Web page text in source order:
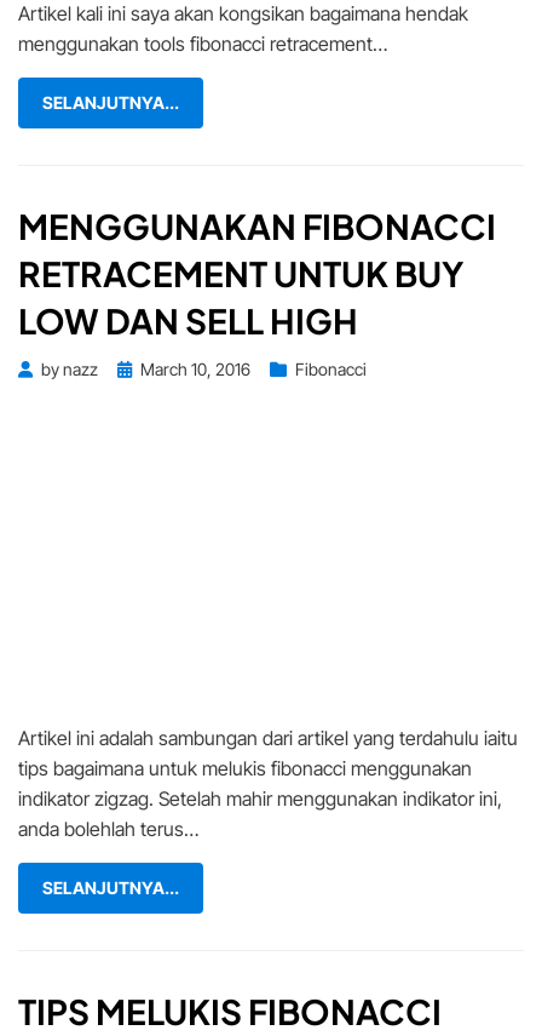
Artikel kali ini saya akan kongsikan bagaimana hendak
menggunakan tools fibonacci retracement…
SELANJUTNYA...
MENGGUNAKAN FIBONACCI
RETRACEMENT UNTUK BUY
LOW DAN SELL HIGH
bynazz
PostedMarch 10, 2016 Fibonacci
Artikel ini adalah sambungan dari artikel yang terdahulu iaitu
tips bagaimana untuk melukis fibonacci menggunakan
indikator zigzag. Setelah mahir menggunakan indikator ini,
anda bolehlah terus…
SELANJUTNYA...
TIPS MELUKIS FIBONACCI